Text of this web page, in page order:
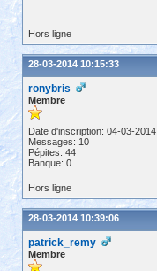
Hors ligne
28-03-2014 10:15:33
ronybris
Membre
Date d'inscription: 04-03-2014
Messages: 10
Pépites: 44
Banque: 0
Hors ligne
28-03-2014 10:39:06
patrick_remy
Membre